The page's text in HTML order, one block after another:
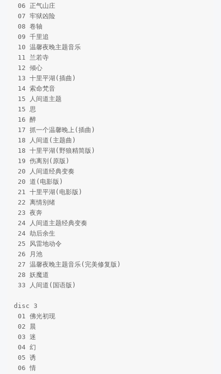
06 正气山庄
07 牢狱凶险
08 卷轴
09 千里追
10 温馨夜晚主题音乐
11 兰若寺
12 倾心
13 十里平湖(插曲)
14 索命梵音
15 人间道主题
15 思
16 醉
17 抓一个温馨晚上(插曲)
18 人间道(主题曲)
18 十里平湖(野狼精简版)
19 伤离别(原版)
20 人间道经典变奏
20 道(电影版)
21 十里平湖(电影版)
22 离情别绪
23 夜奔
24 人间道主题经典变奏
24 劫后余生
25 风雷地动令
26 月池
27 温馨夜晚主题音乐(完美修复版)
28 妖魔道
33 人间道(国语版)
disc 3
01 佛光初现
02 晨
03 迷
04 幻
05 诱
06 情